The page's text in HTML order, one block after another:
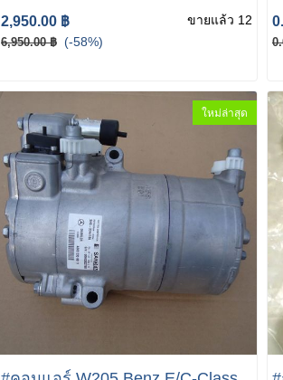
W204 W207 W211 W212 W218
W219 W221 Vito( W639 ) SLK(
R172 )
2,950.00 ฿
6,950.00 ฿ (-58%)
ขายแล้ว 12
ใหม่ล่าสุด